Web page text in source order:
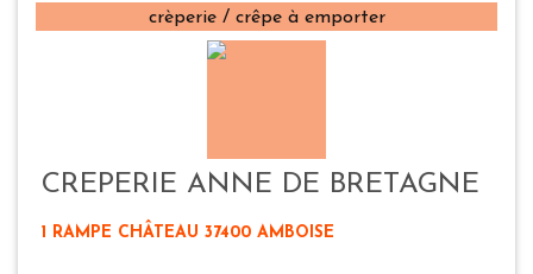
crèperie / crêpe à emporter
CREPERIE ANNE DE BRETAGNE
1 RAMPE CHÂTEAU 37400 AMBOISE